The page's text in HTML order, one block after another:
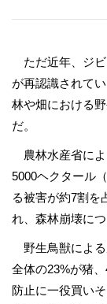
ただ近年、ジビ
が再認識されて
林や畑における
だ。
農林水産省によ
5000ヘクタール
る被害が約7割を
れ、森林崩壊につ
野生鳥獣による
全体の23%が猪
防止に一役買い